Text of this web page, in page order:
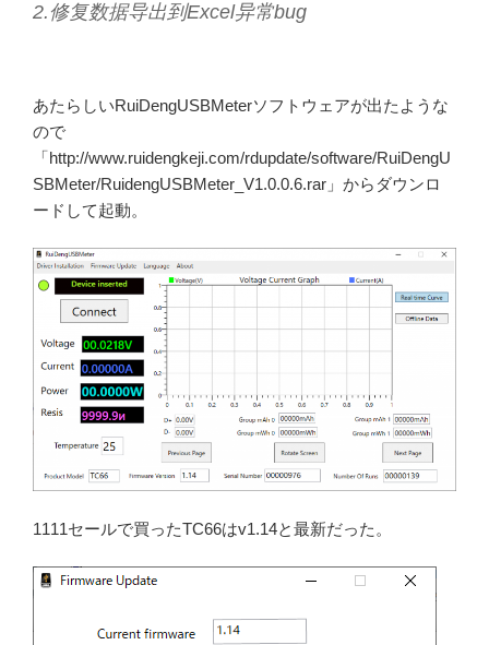
2.修复数据导出到Excel异常bug
あたらしいRuiDengUSBMeterソフトウェアが出たような
ので
「http://www.ruidengkeji.com/rdupdate/software/RuiDengU
SBMeter/RuidengUSBMeter_V1.0.0.6.rar」からダウンロ
ードして起動。
1111セールで買ったTC66はv1.14と最新だった。